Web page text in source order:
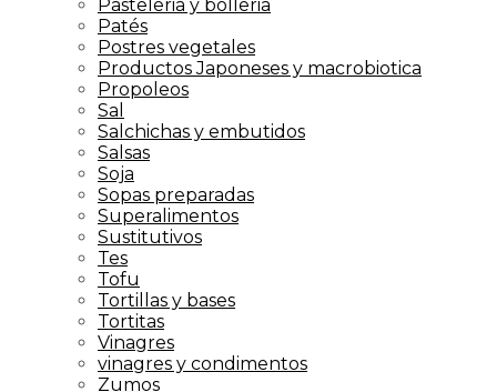
Pasteleria y bolleria
Patés
Postres vegetales
Productos Japoneses y macrobiotica
Propoleos
Sal
Salchichas y embutidos
Salsas
Soja
Sopas preparadas
Superalimentos
Sustitutivos
Tes
Tofu
Tortillas y bases
Tortitas
Vinagres
vinagres y condimentos
Zumos